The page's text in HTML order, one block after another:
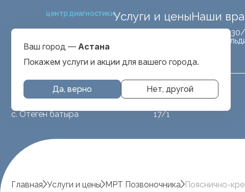
центр диагностикиУслуги и ценыНаши
Выбрать город
Астана
МРТ животным
с. Отеген батыра
улица Куйши Дины,
улица Алиби
17/1
Ваш город — Астана
Покажем услуги и акции для вашего города.
Да, верно Нет, другой
Главная Услуги и цены МРТ Позвоночника Пояснично-